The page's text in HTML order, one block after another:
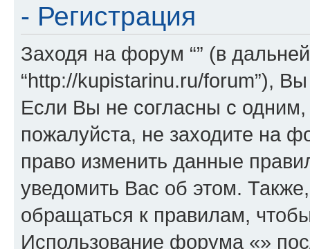
- Регистрация
Заходя на форум “” (в
“http://kupistarinu.ru/forum”),
Если Вы не согласны с
пожалуйста, не заходите на
право изменить данные
уведомить Вас об этом.
обращаться к правилам,
Использование форума «»